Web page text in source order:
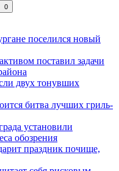
0
поселился новый
поставил задачи
двух тонувших
битва лучших гриль-
установили
обозрения
праздник почище,